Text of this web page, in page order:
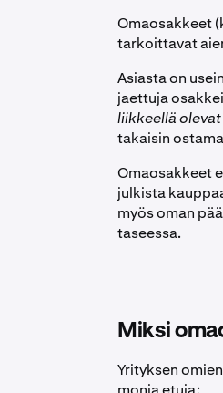
Omaosakkeet
tarkoittavat
Asiasta on
jaettuja
liikkeellä
takaisin
Omaosakkeet
julkista
myös oman
taseessa.
Miksi
Yrityksen